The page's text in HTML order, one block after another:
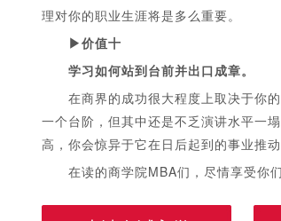
理对你的职业生涯将是多么重要。
▶价值十
学习如何站到台前并出口成章。
在商界的成功很大程度上取决于你的
一个台阶，但其中还是不乏演讲水平一
高，你会惊异于它在日后起到的事业推动
在读的商学院MBA们，尽情享受你们